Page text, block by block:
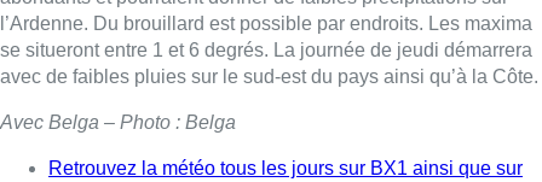
l’Ardenne. Du brouillard est possible par endroits. Les maxima
se situeront entre 1 et 6 degrés. La journée de jeudi démarrera
avec de faibles pluies sur le sud-est du pays ainsi qu’à la Côte.
Avec Belga – Photo : Belga
Retrouvez la météo tous les jours sur BX1 ainsi que sur